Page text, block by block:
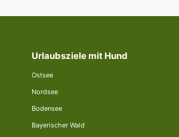
Urlaubsziele mit Hund
Ostsee
Nordsee
Bodensee
Bayerischer Wald